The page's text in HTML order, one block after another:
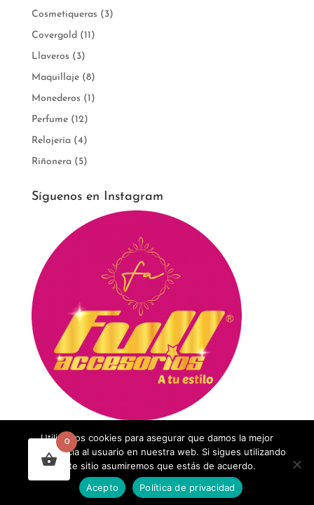
Cosmetiqueras (3)
Covergold (11)
Llaveros (3)
Maquillaje (8)
Monederos (1)
Perfume (12)
Relojería (4)
Riñonera (5)
Síguenos en Instagram
Diseñado porAgencia concepto
0
Utilizamos cookies para asegurar que damos la mejor
experiencia al usuario en nuestra web. Si sigues utilizando
este sitio asumiremos que estás de acuerdo.
Acepto
Política de privacidad